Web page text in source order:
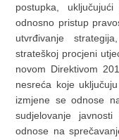
postupka,
odnosno pristup
utvrđivanje
strateškoj procjeni
novom Direktivom
nesreća koje
izmjene se odnose
sudjelovanje
odnose na